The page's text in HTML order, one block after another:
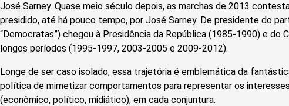
José Sarney. Quase meio século depois, as marchas de 2013
presidido, até há pouco tempo, por José Sarney. De presidente do
“Democratas”) chegou à Presidência da República (1985-1990) e do
longos períodos (1995-1997, 2003-2005 e 2009-2012).
Longe de ser caso isolado, essa trajetória é emblemática da
política de mimetizar comportamentos para representar os
(econômico, político, midiático), em cada conjuntura.